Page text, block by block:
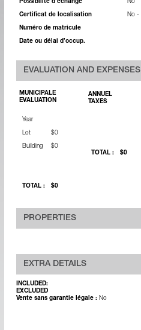
Possibilité d’échange No
Certificat de localisation No -
Numéro de matricule
Date ou délai d’occup.
EVALUATION AND EXPENSES
MUNICIPALE
EVALUATION
ANNUEL
TAXES
Year
Lot $0
Building $0
TOTAL : $0
TOTAL : $0
PROPERTIES
EXTRA DETAILS
INCLUDED:
EXCLUDED
Vente sans garantie légale :No